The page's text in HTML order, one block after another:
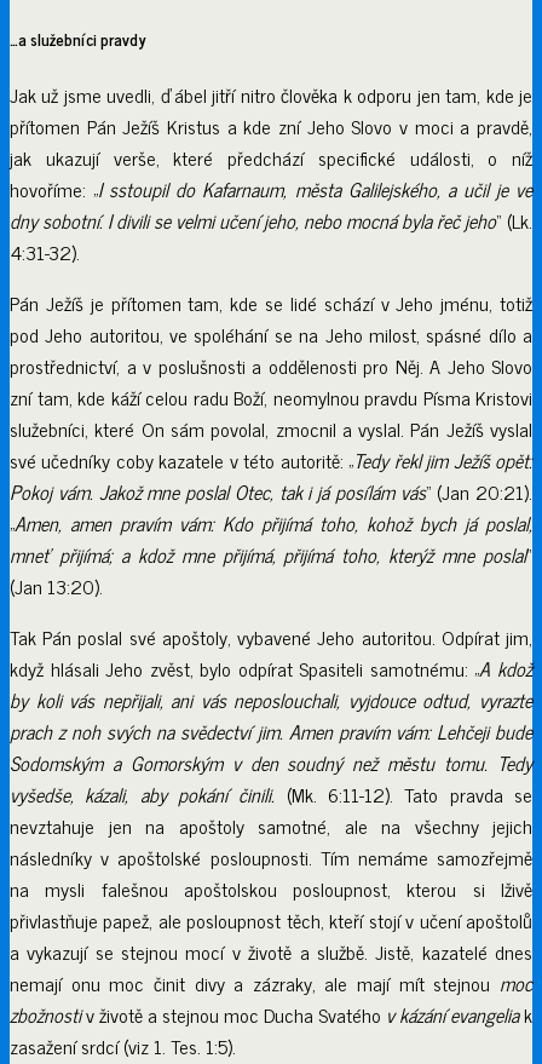
…a služebníci pravdy
Jak už jsme uvedli, ďábel jitří nitro člověka k odporu jen tam, kde je
přítomen Pán Ježíš Kristus a kde zní Jeho Slovo v moci a pravdě,
jak ukazují verše, které předchází specifické události, o níž
hovoříme: „I sstoupil do Kafarnaum, města Galilejského, a učil je ve
dny sobotní. I divili se velmi učení jeho, nebo mocná byla řeč jeho“ (Lk.
4:31-32).
Pán Ježíš je přítomen tam, kde se lidé schází v Jeho jménu, totiž
pod Jeho autoritou, ve spoléhání se na Jeho milost, spásné dílo a
prostřednictví, a v poslušnosti a oddělenosti pro Něj. A Jeho Slovo
zní tam, kde káží celou radu Boží, neomylnou pravdu Písma Kristovi
služebníci, které On sám povolal, zmocnil a vyslal. Pán Ježíš vyslal
své učedníky coby kazatele v této autoritě: „Tedy řekl jim Ježíš opět:
Pokoj vám. Jakož mne poslal Otec, tak i já posílám vás“ (Jan 20:21).
„Amen, amen pravím vám: Kdo přijímá toho, kohož bych já poslal,
mneť přijímá; a kdož mne přijímá, přijímá toho, kterýž mne poslal“
(Jan 13:20).
Tak Pán poslal své apoštoly, vybavené Jeho autoritou. Odpírat jim,
když hlásali Jeho zvěst, bylo odpírat Spasiteli samotnému: „A kdož
by koli vás nepřijali, ani vás neposlouchali, vyjdouce odtud, vyrazte
prach z noh svých na svědectví jim. Amen pravím vám: Lehčeji bude
Sodomským a Gomorským v den soudný než městu tomu. Tedy
vyšedše, kázali, aby pokání činili. (Mk. 6:11-12). Tato pravda se
nevztahuje jen na apoštoly samotné, ale na všechny jejich
následníky v apoštolské posloupnosti. Tím nemáme samozřejmě
na mysli falešnou apoštolskou posloupnost, kterou si lživě
přivlastňuje papež, ale posloupnost těch, kteří stojí v učení apoštolů
a vykazují se stejnou mocí v životě a službě. Jistě, kazatelé dnes
nemají onu moc činit divy a zázraky, ale mají mít stejnou moc
zbožnostiv životě a stejnou moc Ducha Svatého v kázání evangeliak
zasažení srdcí (viz 1. Tes. 1:5).